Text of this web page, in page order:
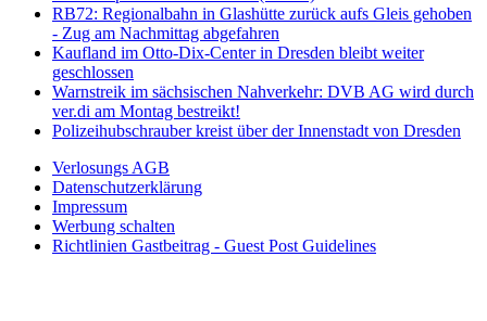
RB72: Regionalbahn in Glashütte zurück aufs Gleis gehoben
- Zug am Nachmittag abgefahren
Kaufland im Otto-Dix-Center in Dresden bleibt weiter
geschlossen
Warnstreik im sächsischen Nahverkehr: DVB AG wird durch
ver.di am Montag bestreikt!
Polizeihubschrauber kreist über der Innenstadt von Dresden
Verlosungs AGB
Datenschutzerklärung
Impressum
Werbung schalten
Richtlinien Gastbeitrag - Guest Post Guidelines